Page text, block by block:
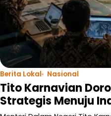
Berita Lokal Nasional
Tito Karnavian
Strategis Menuju